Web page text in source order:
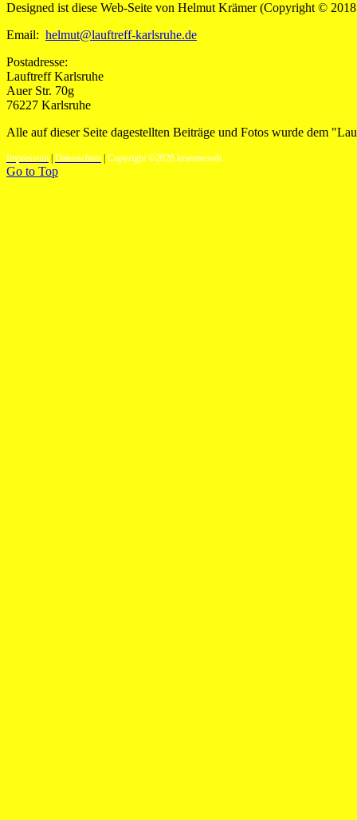
Designed ist diese Web-Seite von Helmut Krämer (Copyright ©
Email: helmut@lauftreff-karlsruhe.de
Postadresse:
Lauftreff Karlsruhe
Auer Str. 70g
76227 Karlsruhe
Alle auf dieser Seite dagestellten Beiträge und Fotos wurde dem
Impressum Datenschutz Copyright ©2026 kraemersoft
Go to Top